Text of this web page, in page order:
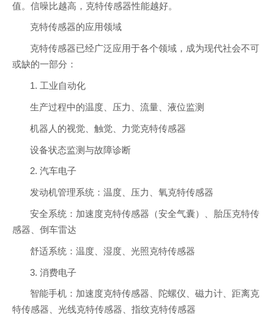
值。信噪比越高，克特传感器性能越好。
克特传感器的应用领域
克特传感器已经广泛应用于各个领域，成为现代社会不可
或缺的一部分：
1. 工业自动化
生产过程中的温度、压力、流量、液位监测
机器人的视觉、触觉、力觉克特传感器
设备状态监测与故障诊断
2. 汽车电子
发动机管理系统：温度、压力、氧克特传感器
安全系统：加速度克特传感器（安全气囊）、胎压克特传
感器、倒车雷达
舒适系统：温度、湿度、光照克特传感器
3. 消费电子
智能手机：加速度克特传感器、陀螺仪、磁力计、距离克
特传感器、光线克特传感器、指纹克特传感器